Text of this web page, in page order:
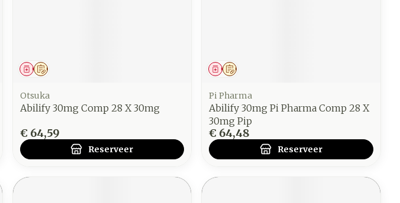
Op voorschrift
Geneesmiddel
Otsuka
Abilify 30mg Comp 28 X 30mg
€ 64,59
Reserveer
Op voorschrift
Geneesmiddel
Pi Pharma
Abilify 30mg Pi Pharma Comp 28 X
30mg Pip
€ 64,48
Reserveer